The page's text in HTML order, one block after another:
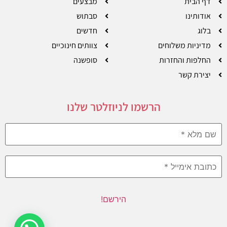
אודותינו
בלוג
מדיניות משלוחים
החלפות והחזרות
יצירת קשר
סבתוש
חדשים
צוותים חינוכיים
סופשנה
הרשמו לניוזלטר שלנו